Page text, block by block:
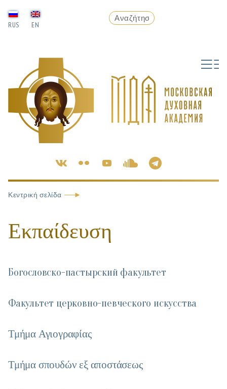
RUS EN
Κεντρική σελίδα
Εκπαίδευση
Богословско-пастырский факультет
Факультет церковно-певческого искусства
Τμήμα Αγιογραφίας
Τμήμα σπουδών εξ αποστάσεως